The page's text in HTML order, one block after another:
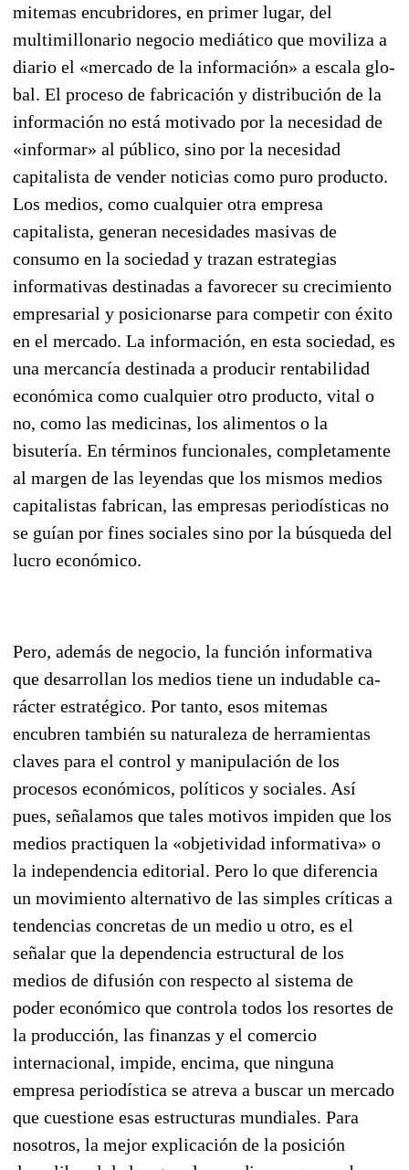
mitemas encubridores, en primer lugar, del
multimillonario negocio mediático que moviliza a
diario el «mercado de la información» a escala glo­
bal. El proceso de fabricación y distribución de la
información no está motivado por la necesidad de
«informar» al público, sino por la necesidad
capitalista de vender noticias como puro producto.
Los medios, como cualquier otra empresa
capitalista, generan necesidades masivas de
consumo en la sociedad y trazan estrategias
informativas destinadas a favorecer su crecimiento
empresarial y po­sicionarse para competir con éxito
en el mercado. La información, en esta sociedad, es
una mer­cancía destinada a producir rentabilidad
económica como cualquier otro producto, vital o
no, como las medicinas, los alimentos o la
bisutería. En términos funcionales, completamente
al margen de las leyendas que los mismos medios
capitalistas fabrican, las empresas periodísticas no
se guían por fines sociales sino por la búsqueda del
lucro económico.
Pero, además de negocio, la función informativa
que desarrollan los medios tiene un indudable ca­
rácter estratégico. Por tanto, esos mitemas
encubren también su naturaleza de herramientas
claves para el control y manipulación de los
procesos económicos, políticos y sociales. Así
pues, señala­mos que tales motivos impiden que los
medios practiquen la «objetividad informativa» o
la indepen­dencia editorial. Pero lo que diferencia
un movimiento alternativo de las simples críticas a
tenden­cias concretas de un medio u otro, es el
señalar que la dependencia estructural de los
medios de difusión con respecto al sistema de
poder económico que controla todos los resortes de
la produc­ción, las finan­zas y el comercio
internacional, impide, encima, que ninguna
empresa periodística se atreva a bus­car un mercado
que cuestione esas estructuras mundiales. Para
nosotros, la mejor ex­plicación de la posición